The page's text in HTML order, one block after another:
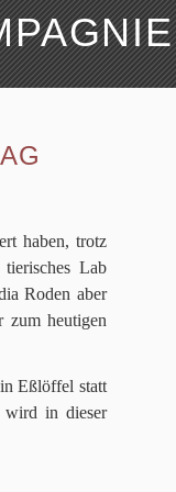
haben, trotz
tie­ri­sches Lab
Roden aber
zum heu­ti­gen
Eßlöf­fel statt
wird in die­ser